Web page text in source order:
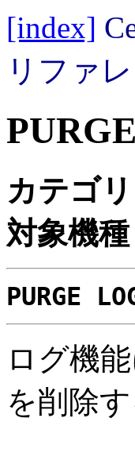
[index]
リファ
カテゴ
対象機種
PURGE
ログ機
を削除す